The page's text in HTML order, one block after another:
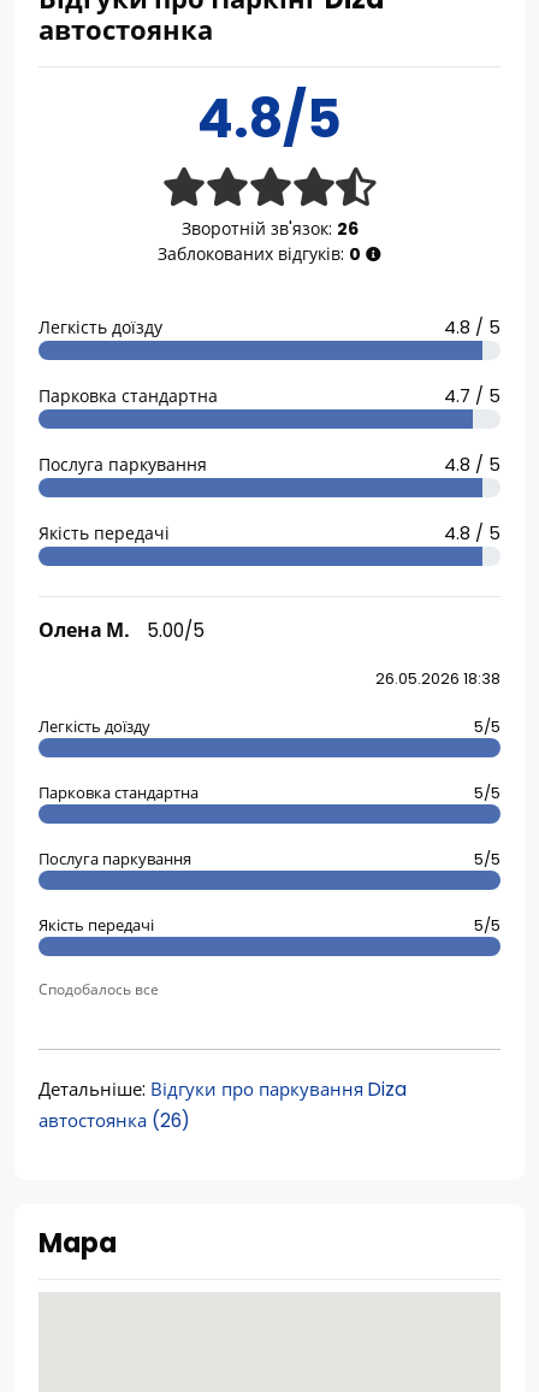
автостоянка
4.8/5
Зворотній зв'язок: 26
Заблокованих відгуків: 0
Легкість доїзду 4.8 / 5
Парковка стандартна 4.7 / 5
Послуга паркування 4.8 / 5
Якість передачі 4.8 / 5
Олена М. 5.00/5
26.05.2026 18:38
Легкість доїзду 5/5
Парковка стандартна 5/5
Послуга паркування 5/5
Якість передачі 5/5
Сподобалось все
Детальніше: Відгуки про паркування Diza
автостоянка (26)
Mapa